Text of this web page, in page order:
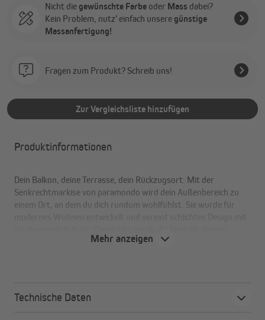
Nicht die gewünschte Farbe oder Mass dabei?
Kein Problem, nutz' einfach unsere günstige
Massanfertigung!
Fragen zum Produkt? Schreib uns!
Zur Vergleichsliste hinzufügen
Produktinformationen
Dein Balkon, deine Terrasse, dein Rückzugsort: Mit der
Senkrechtmarkise von paramondo wird dein Außenbereich zu
einem Ort, an dem du dich rundum wohlfühlst. Sie wurde für
Außenbereich ganz nach deinen Vorstellungen zu gestalten. Wie
Mehr anzeigen
Technische Daten